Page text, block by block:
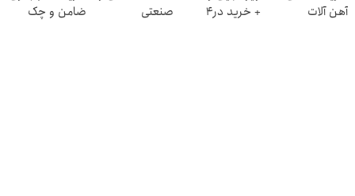
آهن آلات
+ خرید در4
صنعتی
ضامن و چک